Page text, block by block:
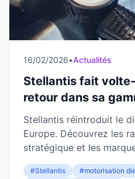
16/02/2026•Actualités
Stellantis fait
retour dans sa
dès 2026
Stellantis réintroduit le
Europe. Découvrez les
stratégique et les
retour inattendu.
#Stellantis
#motorisation